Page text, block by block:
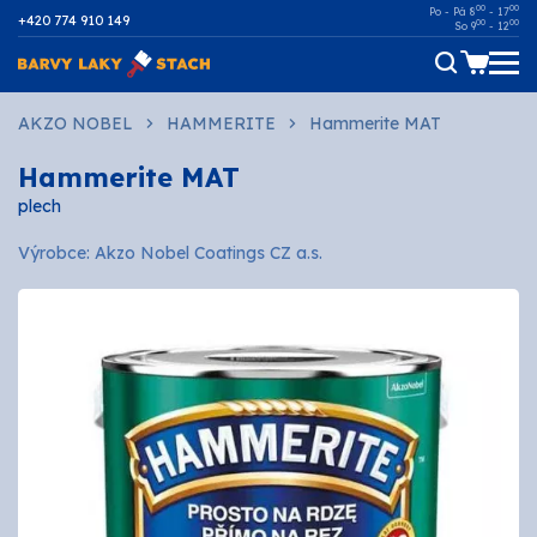
+420 774 910 149
Po - Pá 800 - 1700
So 900 - 1200
Dřevo
Kov
Fasádní
Ostatní povrchy
AUTOMOTIVE
SPREJE
Technické kapaliny
AKZO NOBEL HAMMERITE Hammerite MAT
Hammerite MAT
plech
Výrobce: Akzo Nobel Coatings CZ a.s.